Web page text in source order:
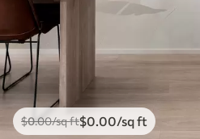
$0.00/sq ft$0 .00/sq ft